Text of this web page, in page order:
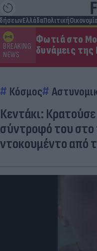
ΕλλάδαΠολιτική
BREAKING
NEWS
Φωτιά στο
δυνάμεις
Κόσμος
Κεντάκι:
σύντροφό του
ντοκουμέντο από